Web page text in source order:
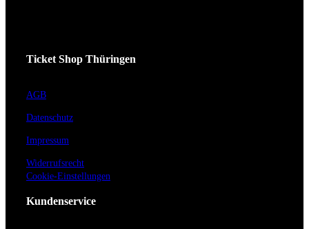
Ticket Shop Thüringen
AGB
Datenschutz
Impressum
Widerrufsrecht
Cookie-Einstellungen
Kundenservice